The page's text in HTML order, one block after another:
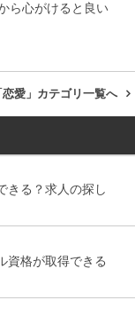
ら心がけると良い
恋愛」カテゴリ一覧へ
きる？求人の探し
資格が取得できる